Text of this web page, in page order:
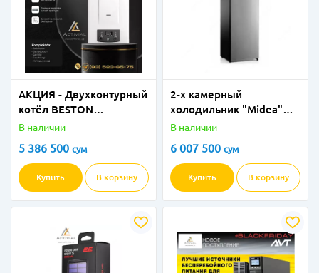
АКЦИЯ - Двухконтурный
котёл BESTON
HYDROCARE 20 кВт
ПОЛНОМ КОМПЛЕКТЕ
от Activial.uz!
В наличии
5 386 500 сум
Купить В корзину
2-х камерный
холодильник "Мidea"
HD-383 FN(ST) Стальной
В наличии
6 007 500 сум
Купить В корзину